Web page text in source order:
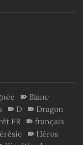
Blanc
D
Dragon
FR
français
Héros